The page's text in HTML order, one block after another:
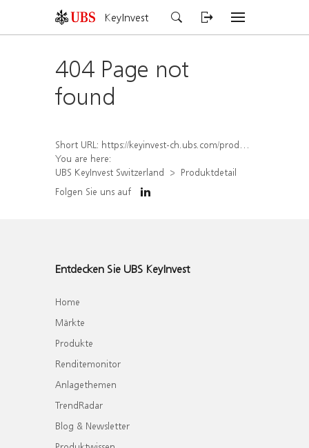
KeyInvest
404 Page not
found
Short URL: https://keyinvest-ch.ubs.com/produkt/detail/index/isin/CH1574363649
You are here:
UBS KeyInvest Switzerland
Produktdetail
Folgen Sie uns auf
Entdecken Sie UBS KeyInvest
Home
Märkte
Produkte
Renditemonitor
Anlagethemen
TrendRadar
Blog & Newsletter